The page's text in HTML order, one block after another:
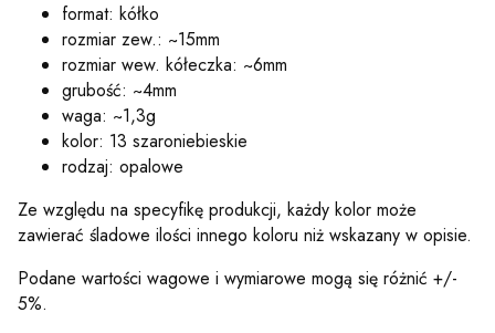
format: kółko
rozmiar zew.: ~15mm
rozmiar wew. kółeczka: ~6mm
grubość: ~4mm
waga: ~1,3g
kolor: 13 szaroniebieskie
rodzaj: opalowe
Ze względu na specyfikę produkcji, każdy kolor może
zawierać śladowe ilości innego koloru niż wskazany w opisie.
Podane wartości wagowe i wymiarowe mogą się różnić +/-
5%.